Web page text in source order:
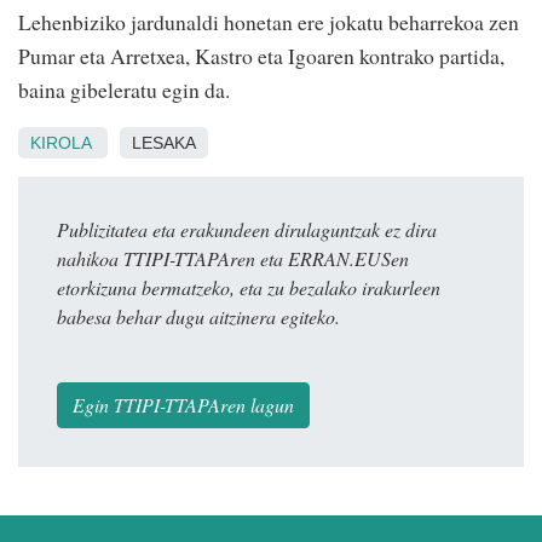
Lehenbiziko jardunaldi honetan ere jokatu beharrekoa zen
Pumar eta Arretxea, Kastro eta Igoaren kontrako partida,
baina gibeleratu egin da.
KIROLA LESAKA
Publizitatea eta erakundeen dirulaguntzak ez dira
nahikoa TTIPI-TTAPAren eta ERRAN.EUSen
etorkizuna bermatzeko, eta zu bezalako irakurleen
babesa behar dugu aitzinera egiteko.
Egin TTIPI-TTAPAren lagun